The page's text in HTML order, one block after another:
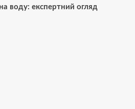
воду: експертний огляд